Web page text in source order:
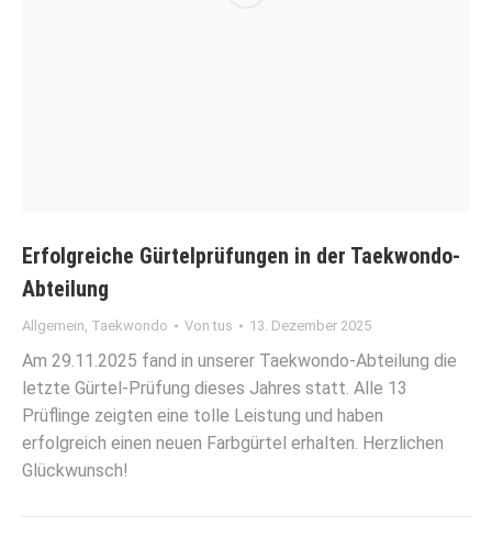
Erfolgreiche Gürtelprüfungen in der Taekwondo-
Abteilung
Allgemein, Taekwondo Vontus 13. Dezember 2025
Am 29.11.2025 fand in unserer Taekwondo-Abteilung die
letzte Gürtel-Prüfung dieses Jahres statt. Alle 13
Prüflinge zeigten eine tolle Leistung und haben
erfolgreich einen neuen Farbgürtel erhalten. Herzlichen
Glückwunsch!